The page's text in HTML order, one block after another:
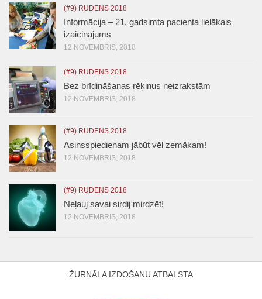
(#9) RUDENS 2018
Informācija – 21. gadsimta pacienta lielākais
izaicinājums
12 NOVEMBRIS, 2018
(#9) RUDENS 2018
Bez brīdināšanas rēķinus neizrakstām
12 NOVEMBRIS, 2018
(#9) RUDENS 2018
Asinsspiedienam jābūt vēl zemākam!
12 NOVEMBRIS, 2018
(#9) RUDENS 2018
Neļauj savai sirdij mirdzēt!
12 NOVEMBRIS, 2018
ŽURNĀLA IZDOŠANU ATBALSTA